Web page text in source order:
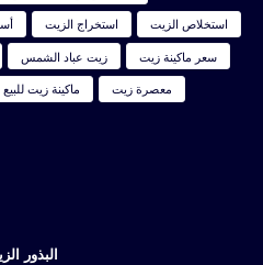
استخراج الزيت
استخلاص الزيت
زيت عباد الشمس
سعر ماكينة زيت
ماكينة زيت للبيع
معصرة زيت
البذور